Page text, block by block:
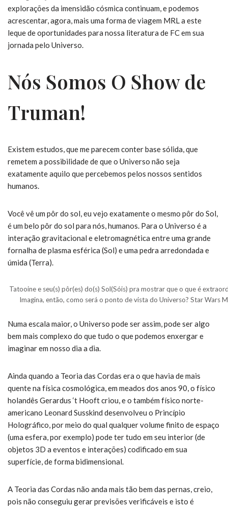
explorações da imensidão cósmica continuam, e podemos
acrescentar, agora, mais uma forma de viagem MRL a este
leque de oportunidades para nossa literatura de FC em sua
jornada pelo Universo.
Nós Somos O Show de
Truman!
Existem estudos, que me parecem conter base sólida, que
remetem a possibilidade de que o Universo não seja
exatamente aquilo que percebemos pelos nossos sentidos
humanos.
Você vê um pôr do sol, eu vejo exatamente o mesmo pôr do Sol,
é um belo pôr do sol para nós, humanos. Para o Universo é a
interação gravitacional e eletromagnética entre uma grande
fornalha de plasma esférica (Sol) e uma pedra arredondada e
úmida (Terra).
Tatooine e seu(s) pôr(es) do(s) Sol(Sóis) pra mostrar que o que é
Imagina, então, como será o ponto de vista do Universo? Star Wars
Numa escala maior, o Universo pode ser assim, pode ser algo
bem mais complexo do que tudo o que podemos enxergar e
imaginar em nosso dia a dia.
Ainda quando a Teoria das Cordas era o que havia de mais
quente na física cosmológica, em meados dos anos 90, o físico
holandês Gerardus ‘t Hooft criou, e o também físico norte-
americano Leonard Susskind desenvolveu o Princípio
Holográfico, por meio do qual qualquer volume finito de espaço
(uma esfera, por exemplo) pode ter tudo em seu interior (de
objetos 3D a eventos e interações) codificado em sua
superfície, de forma bidimensional.
A Teoria das Cordas não anda mais tão bem das pernas, creio,
pois não conseguiu gerar previsões verificáveis e isto é